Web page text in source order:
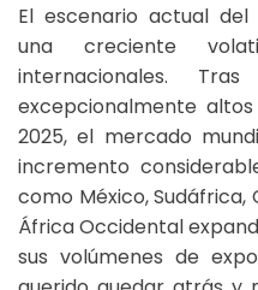
El escenario actual
una creciente
internacionales.
excepcionalmente
2025, el mercado
incremento
como México, Sudáfrica,
África Occidental
sus volúmenes de